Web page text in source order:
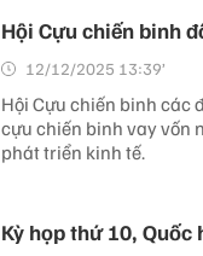
Hội Cựu chiến binh
12/12/2025 13:39’
Hội Cựu chiến binh các
cựu chiến binh vay vốn
phát triển kinh tế.
Kỳ họp thứ 10,